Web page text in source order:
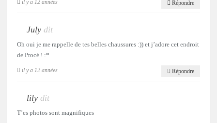
il y a 12 années Répondre
July dit
Oh oui je me rappelle de tes belles chaussures :)) et j’adore cet endroit
de Procé ! :*
il y a 12 années Répondre
lily dit
T’es photos sont magnifiques